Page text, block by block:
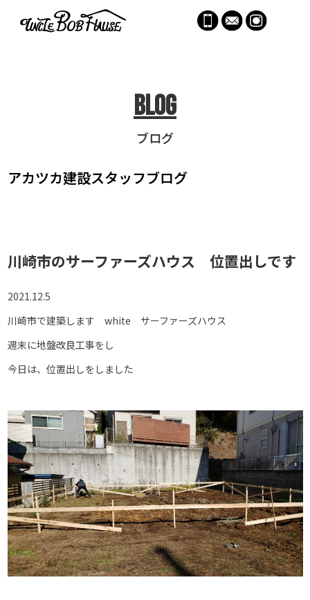
Blog
ブログ
アカツカ建設スタッフブログ
川崎市のサーファーズハウス 位置出しです
2021.12.5
川崎市で建築します white サーファーズハウス
週末に地盤改良工事をし
今日は、位置出しをしました